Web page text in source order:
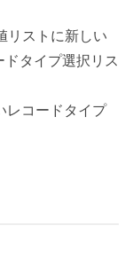
リストに新しい
タイプ選択リス
レコードタイプ